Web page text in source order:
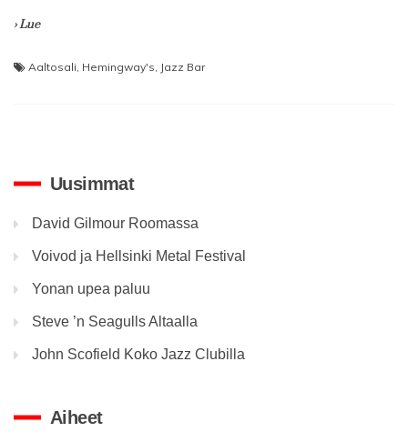
› Lue
Aaltosali, Hemingway's, Jazz Bar
Uusimmat
David Gilmour Roomassa
Voivod ja Hellsinki Metal Festival
Yonan upea paluu
Steve ’n Seagulls Altaalla
John Scofield Koko Jazz Clubilla
Aiheet